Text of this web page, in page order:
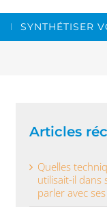
SYNTHÉTISER
Articles
Quelles
utilisait-il dans
parler avec